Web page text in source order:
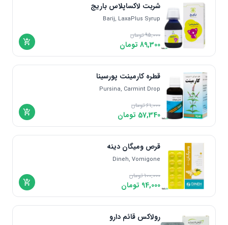
شربت لاکساپلاس باریج
Barij, LaxaPlus Syrup
95,000تومان
89,300 تومان
قطره کارمینت پورسینا
Pursina, Carmint Drop
61,000تومان
57,340 تومان
قرص ومیگان دینه
Dineh, Vomigone
100,000تومان
94,000 تومان
رولاکس قائم دارو